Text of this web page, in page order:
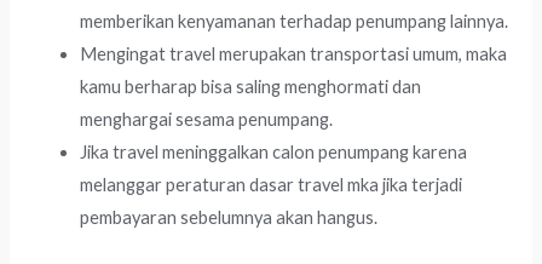
memberikan kenyamanan terhadap penumpang lainnya.
Mengingat travel merupakan transportasi umum, maka
kamu berharap bisa saling menghormati dan
menghargai sesama penumpang.
Jika travel meninggalkan calon penumpang karena
melanggar peraturan dasar travel mka jika terjadi
pembayaran sebelumnya akan hangus.